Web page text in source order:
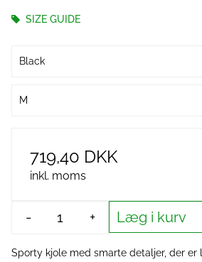
SIZE GUIDE
Black
M
719,40 DKK
inkl. moms
- + Læg i kurv
Sporty kjole med smarte detaljer, der